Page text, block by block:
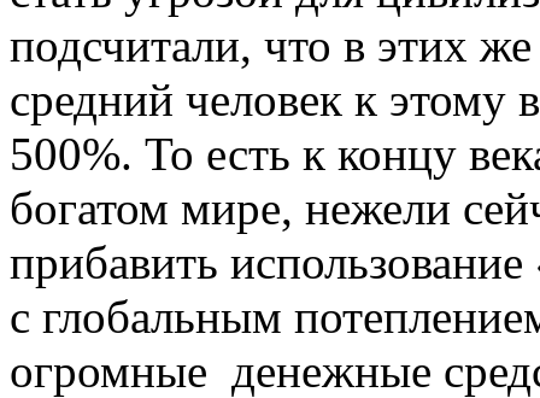
подсчитали, что в этих
средний человек к этому
500%. То есть к концу
богатом мире, нежели
прибавить
с глобальным
огромные денежные